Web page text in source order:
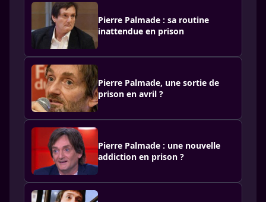
Pierre Palmade : sa routine
inattendue en prison
Pierre Palmade, une sortie de
prison en avril ?
Pierre Palmade : une nouvelle
addiction en prison ?